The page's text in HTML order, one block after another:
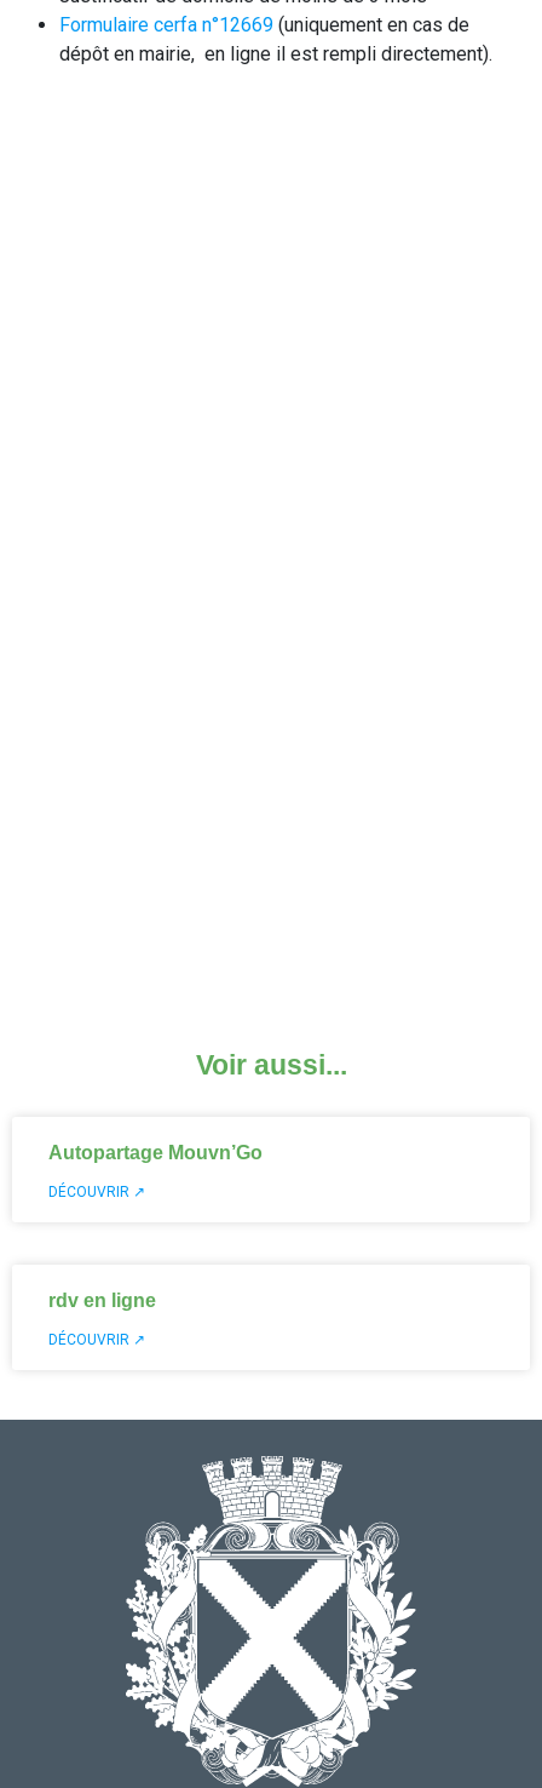
Formulaire cerfa n°12669 (uniquement en cas de
dépôt en mairie, en ligne il est rempli directement).
Voir aussi...
Autopartage Mouvn’Go
DÉCOUVRIR ↗
rdv en ligne
DÉCOUVRIR ↗